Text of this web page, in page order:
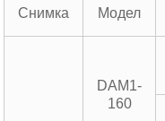
Снимка Модел
DAM1-
160